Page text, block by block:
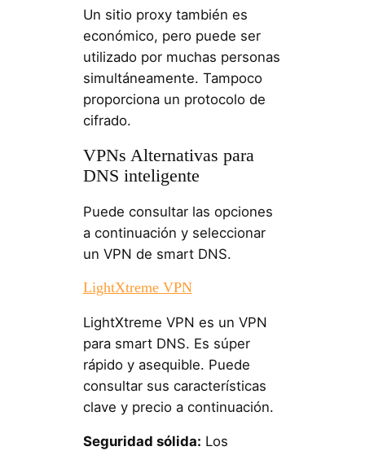
Un sitio proxy también es
económico, pero puede ser
utilizado por muchas personas
simultáneamente. Tampoco
proporciona un protocolo de
cifrado.
VPNs Alternativas para
DNS inteligente
Puede consultar las opciones
a continuación y seleccionar
un VPN de smart DNS.
LightXtreme VPN
LightXtreme VPN es un VPN
para smart DNS. Es súper
rápido y asequible. Puede
consultar sus características
clave y precio a continuación.
Seguridad sólida: Los